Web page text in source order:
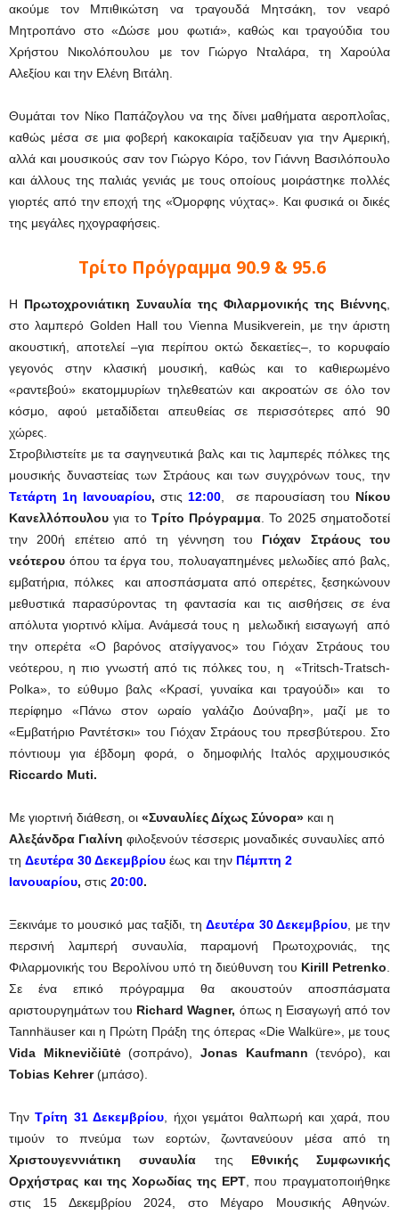
ακούμε τον Μπιθικώτση να τραγουδά Μητσάκη, τον νεαρό
Μητροπάνο στο «Δώσε μου φωτιά», καθώς και τραγούδια του
Χρήστου Νικολόπουλου με τον Γιώργο Νταλάρα, τη Χαρούλα
Αλεξίου και την Ελένη Βιτάλη.
Θυμάται τον Νίκο Παπάζογλου να της δίνει μαθήματα αεροπλοΐας,
καθώς μέσα σε μια φοβερή κακοκαιρία ταξίδευαν για την Αμερική,
αλλά και μουσικούς σαν τον Γιώργο Κόρο, τον Γιάννη Βασιλόπουλο
και άλλους της παλιάς γενιάς με τους οποίους μοιράστηκε πολλές
γιορτές από την εποχή της «Όμορφης νύχτας». Και φυσικά οι δικές
της μεγάλες ηχογραφήσεις.
Τρίτο Πρόγραμμα 90.9 & 95.6
Η Πρωτοχρονιάτικη Συναυλία της Φιλαρμονικής της Βιέννης
στο λαμπερό Golden Hall του Vienna Musikverein, με την άριστη
ακουστική, αποτελεί –για περίπου οκτώ δεκαετίες–, το κορυφαίο
γεγονός στην κλασική μουσική, καθώς και το καθιερωμένο
«ραντεβού» εκατομμυρίων τηλεθεατών και ακροατών σε όλο τον
κόσμο, αφού μεταδίδεται απευθείας σε περισσότερες από 90
χώρες.
Στροβιλιστείτε με τα σαγηνευτικά βαλς και τις λαμπερές πόλκες της
μουσικής δυναστείας των Στράους και των συγχρόνων τους, την
Τετάρτη 1η Ιανουαρίου,στις 12:00 σε παρουσίαση του Νίκου
Κανελλόπουλουγια το Τρίτο Πρόγραμμα . Το 2025 σηματοδοτεί
την 200ή επέτειο από τη γέννηση του Γιόχαν Στράους του
νεότερου όπου τα έργα του, πολυαγαπημένες μελωδίες από βαλς,
εμβατήρια, πόλκες και αποσπάσματα από οπερέτες, ξεσηκώνουν
μεθυστικά παρασύροντας τη φαντασία και τις αισθήσεις σε ένα
απόλυτα γιορτινό κλίμα. Ανάμεσά τους η μελωδική εισαγωγή από
την οπερέτα «Ο βαρόνος ατσίγγανος» του Γιόχαν Στράους του
νεότερου, η πιο γνωστή από τις πόλκες του, η «Tritsch-Tratsch-
Polka», το εύθυμο βαλς «Κρασί, γυναίκα και τραγούδι» και το
περίφημο «Πάνω στον ωραίο γαλάζιο Δούναβη», μαζί με το
«Εμβατήριο Ραντέτσκι» του Γιόχαν Στράους του πρεσβύτερου. Στο
πόντιουμ για έβδομη φορά, ο δημοφιλής Ιταλός αρχιμουσικός
Riccardo Muti.
Με γιορτινή διάθεση, οι «Συναυλίες Δίχως Σύνορα» και η
Αλεξάνδρα Γιαλίνη φιλοξενούν τέσσερις μοναδικές συναυλίες από
τη Δευτέρα 30 Δεκεμβρίου έως και την Πέμπτη 2
Ιανουαρίου, στις 20:00.
Ξεκινάμε το μουσικό μας ταξίδι, τη Δευτέρα 30 Δεκεμβρίου , με την
περσινή λαμπερή συναυλία, παραμονή Πρωτοχρονιάς, της
Φιλαρμονικής του Βερολίνου υπό τη διεύθυνση του Kirill Petrenko
Σε ένα επικό πρόγραμμα θα ακουστούν αποσπάσματα
αριστουργημάτων του Richard Wagner, όπως η Εισαγωγή από τον
Tannhäuser και η Πρώτη Πράξη της όπερας «Die Walküre», με τους
Vida Miknevičiūtė(σοπράνο),Jonas Kaufmann (τενόρο), και
Tobias Kehrer(μπάσο).
ΤηνΤρίτη 31 Δεκεμβρίου , ήχοι γεμάτοι θαλπωρή και χαρά, που
τιμούν το πνεύμα των εορτών, ζωντανεύουν μέσα από τη
Χριστουγεννιάτικη συναυλία της Εθνικής Συμφωνικής
Ορχήστρας και της Χορωδίας της ΕΡΤ, που πραγματοποιήθηκε
στις 15 Δεκεμβρίου 2024, στο Μέγαρο Μουσικής Αθηνών.